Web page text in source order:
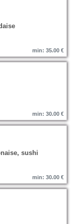
min: 35.00 €
min: 30.00 €
sushi
min: 30.00 €